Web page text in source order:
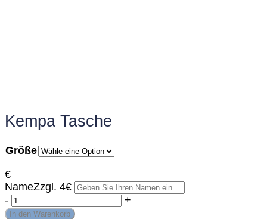
Kempa Tasche
Größe
€
NameZzgl. 4€
- Kempa
Tasche
+
In den Warenkorb